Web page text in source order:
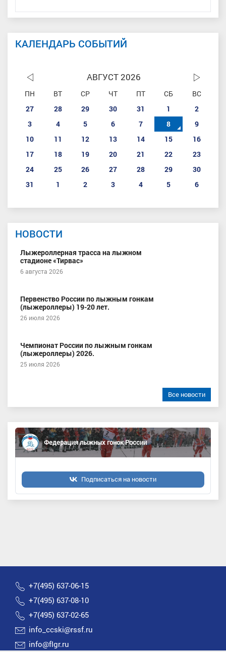
КАЛЕНДАРЬ СОБЫТИЙ
АВГУСТ 2026
ПН ВТ СР ЧТ ПТ СБ
ВС
27
28 29 30 31 1
2
3
4 5 6 7 8
9
10
11 12 13 14 15
16
17
18 19 20 21 22
23
24
25 26 27 28 29
30
31
1 2 3 4 5 6
НОВОСТИ
Лыжероллерная трасса на лыжном
стадионе «Тирвас»
6 августа 2026
Первенство России по лыжным гонкам
(лыжероллеры) 19-20 лет.
26 июля 2026
Чемпионат России по лыжным гонкам
(лыжероллеры) 2026.
25 июля 2026
Все новости
Федерация лыжных гонок России
Подписаться на новости
+7(495) 637-06-15
+7(495) 637-08-10
+7(495) 637-02-65
info_ccski@rssf.ru
info@flgr.ru